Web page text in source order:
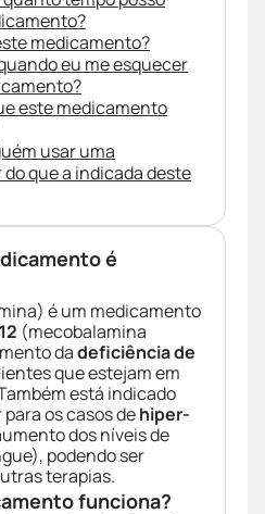
medicamento?
eu me esquecer
este medicamento
usar uma
que a indicada deste
é
é um medicamento
(mecobalamina
dadeficiência de
que estejam em
está indicado
os casos dehiper-
dos níveis de
podendo ser
terapias.
funciona?